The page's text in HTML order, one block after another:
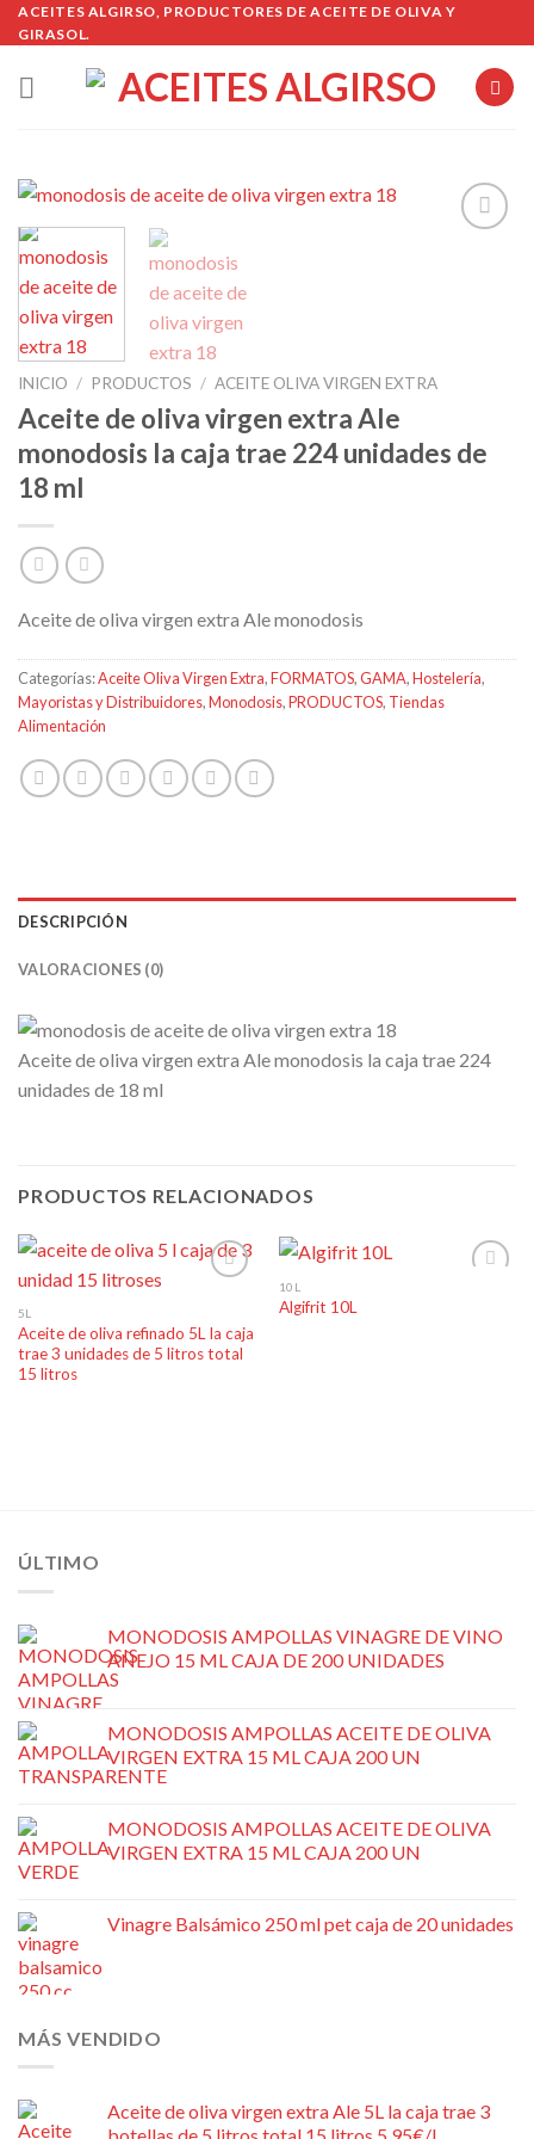
Skip
to
content
ACEITES ALGIRSO, PRODUCTORES DE ACEITE DE OLIVA Y
GIRASOL.
INICIO / PRODUCTOS / ACEITE OLIVA VIRGEN EXTRA
Aceite de oliva virgen extra Ale
monodosis la caja trae 224 unidades de
18 ml
Aceite de oliva virgen extra Ale monodosis
Categorías:Aceite Oliva Virgen Extra,FORMATOS,GAMA,Hostelería,
Mayoristas y Distribuidores,Monodosis,PRODUCTOS, Tiendas
Alimentación
DESCRIPCIÓN
VALORACIONES (0)
Aceite de oliva virgen extra Ale monodosis la caja trae 224
unidades de 18 ml
PRODUCTOS RELACIONADOS
Añadir
a la
5L
Aceite de oliva refinado 5L la caja
trae 3 unidades de 5 litros total
15 litros
10L
Algifrit 10L
ÚLTIMO
MONODOSIS AMPOLLAS VINAGRE DE VINO
AÑEJO 15 ML CAJA DE 200 UNIDADES
MONODOSIS AMPOLLAS ACEITE DE OLIVA
VIRGEN EXTRA 15 ML CAJA 200 UN
MONODOSIS AMPOLLAS ACEITE DE OLIVA
VIRGEN EXTRA 15 ML CAJA 200 UN
Vinagre Balsámico 250 ml pet caja de 20 unidades
MÁS VENDIDO
Aceite de oliva virgen extra Ale 5L la caja trae 3